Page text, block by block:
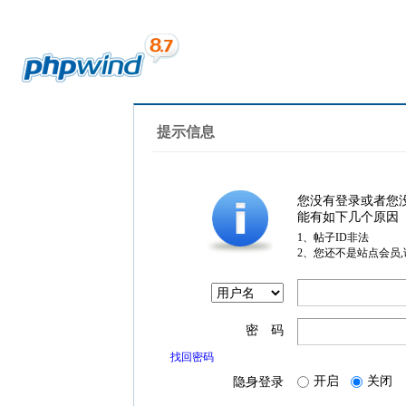
提示信息
您没有登录或者您
能有如下几个原因
1、帖子ID非法
2、您还不是站点会员
密 码
找回密码
隐身登录 开启 关闭